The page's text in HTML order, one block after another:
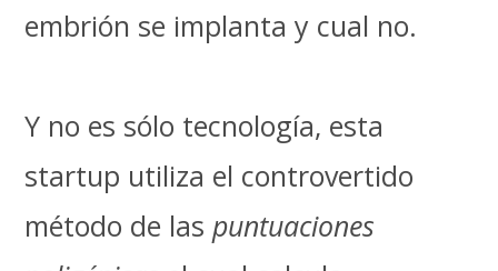
embrión se implanta y cual no.
Y no es sólo tecnología, esta
startup utiliza el controvertido
método de laspuntuaciones